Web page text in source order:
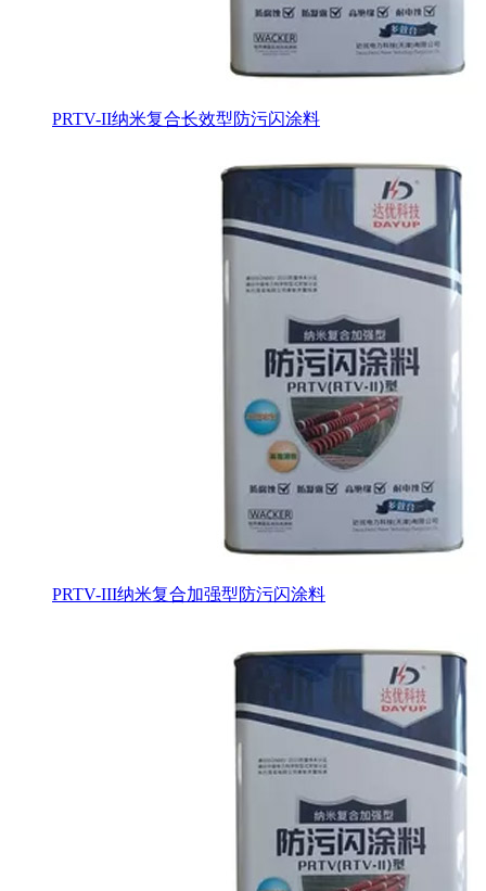
PRTV-II纳米复合长效型防污闪涂料
PRTV-III纳米复合加强型防污闪涂料